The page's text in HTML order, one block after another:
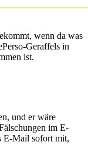
wenn da was
Geraffels in
ist.
und er wäre
im E-
E-Mail sofort mit,